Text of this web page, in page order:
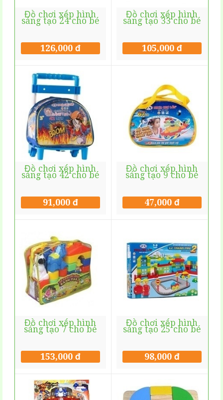
Đồ chơi xếp hình
sáng tạo 24 cho bé
126,000 đ
Đồ chơi xếp hình
sáng tạo 33 cho bé
105,000 đ
Đồ chơi xếp hình
sáng tạo 42 cho bé
91,000 đ
Đồ chơi xếp hình
sáng tạo 9 cho bé
47,000 đ
Đồ chơi xếp hình
sáng tạo 7 cho bé
153,000 đ
Đồ chơi xếp hình
sáng tạo 25 cho bé
98,000 đ